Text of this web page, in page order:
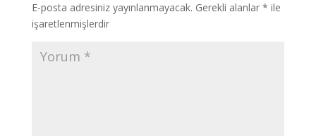
E-posta adresiniz yayınlanmayacak. Gerekli alanlar * ile
işaretlenmişlerdir